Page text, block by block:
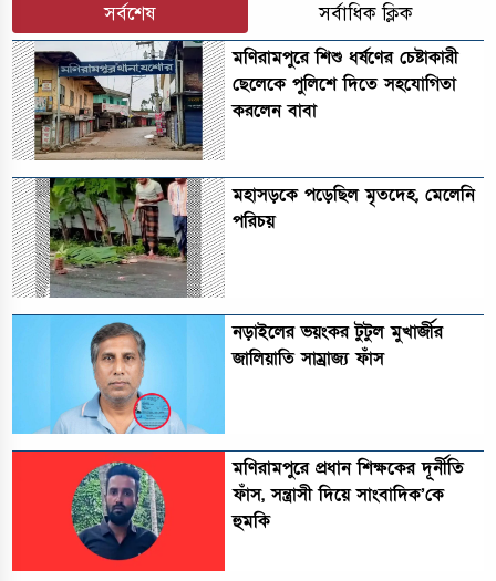
সর্বশেষ সর্বাধিক ক্লিক
মণিরামপুরে শিশু ধর্ষণের চেষ্টাকারী
ছেলেকে পুলিশে দিতে সহযোগিতা
করলেন বাবা
মহাসড়কে পড়েছিল মৃতদেহ, মেলেনি
পরিচয়
নড়াইলের ভয়ংকর টুটুল মুখার্জীর
জালিয়াতি সাম্রাজ্য ফাঁস
মণিরামপুরে প্রধান শিক্ষকের দূর্নীতি
ফাঁস, সন্ত্রাসী দিয়ে সাংবাদিক’কে
হুমকি